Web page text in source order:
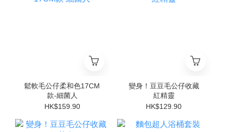
鬆軟毛公仔柔和色17CM
款-細菌人
HK$159.90
變身！豆豆毛公仔收藏
紅精靈
HK$129.90